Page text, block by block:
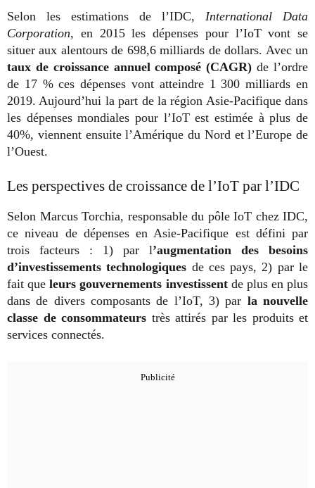
Selon les estimations de l’IDC, International Data
Corporation, en 2015 les dépenses pour l’IoT vont se
situer aux alentours de 698,6 milliards de dollars. Avec un
taux de croissance annuel composé (CAGR) de l’ordre
de 17 % ces dépenses vont atteindre 1 300 milliards en
2019. Aujourd’hui la part de la région Asie-Pacifique dans
les dépenses mondiales pour l’IoT est estimée à plus de
40%, viennent ensuite l’Amérique du Nord et l’Europe de
l’Ouest.
Les perspectives de croissance de l’IoT par l’IDC
Selon Marcus Torchia, responsable du pôle IoT chez IDC,
ce niveau de dépenses en Asie-Pacifique est défini par
trois facteurs : 1) par l’augmentation des besoins
d’investissements technologiques de ces pays, 2) par le
fait queleurs gouvernements investissentde plus en plus
dans de divers composants de l’IoT, 3) par la nouvelle
classe de consommateurs très attirés par les produits et
services connectés.